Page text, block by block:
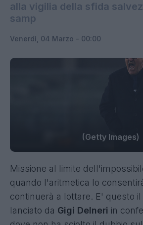
alla vigilia della sfida
samp
Venerdì, 04 Marzo - 00:00
(Getty Images)
Missione al limite
quando l'aritmetica lo
continuerà a lottare. E' questo
lanciato da Gigi Delneri in